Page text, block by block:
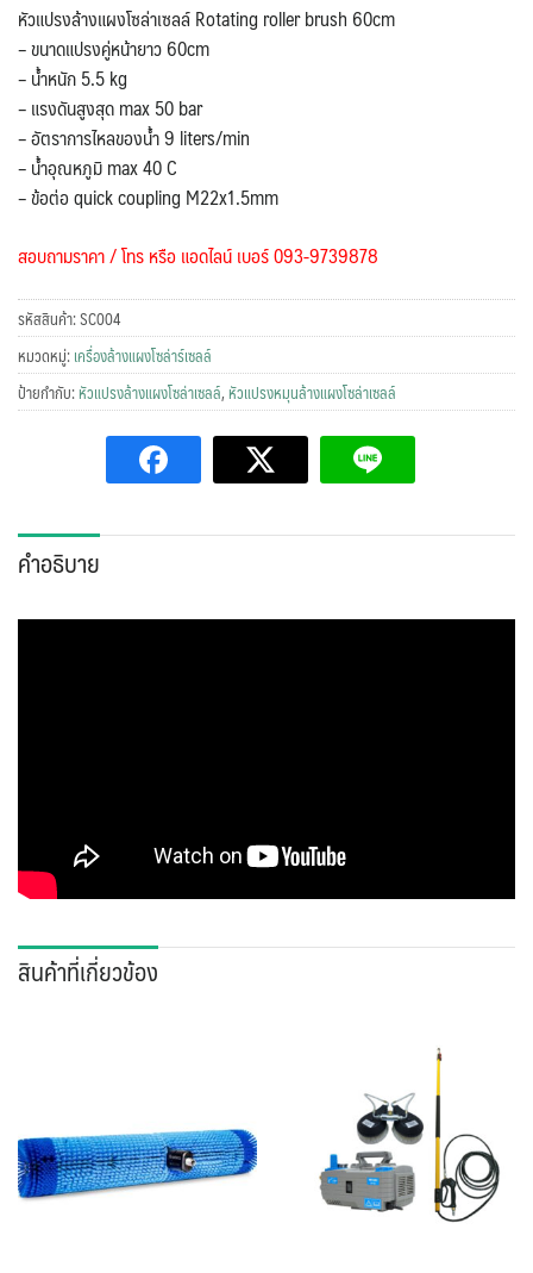
หัวแปรงล้างแผงโซล่าเซลล์ Rotating roller brush 60cm
– ขนาดแปรงคู่หน้ายาว 60cm
– น้ำหนัก 5.5 kg
– แรงดันสูงสุด max 50 bar
– อัตราการไหลของน้ำ 9 liters/min
– น้ำอุณหภูมิ max 40 C
– ข้อต่อ quick coupling M22x1.5mm
สอบถามราคา / โทร หรือ แอดไลน์ เบอร์ 093-9739878
รหัสสินค้า:SC004
หมวดหมู่:เครื่องล้างแผงโซล่าร์เซลล์
ป้ายกำกับ:หัวแปรงล้างแผงโซล่าเซลล์,หัวแปรงหมุนล้างแผงโซล่าเซลล์
คำอธิบาย
สินค้าที่เกี่ยวข้อง